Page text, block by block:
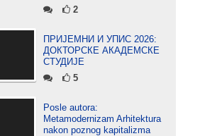
2
ПРИЈЕМНИ И УПИС 2026:
ДОКТОРСКЕ АКАДЕМСКЕ
СТУДИЈЕ
5
Posle autora:
Metamodernizam Arhitektura
nakon poznog kapitalizma